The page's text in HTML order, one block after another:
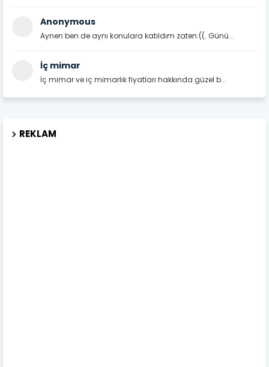
Anonymous
Aynen ben de aynı konulara katıldım zaten:((. Günü...
İç mimar
İç mimar ve iç mimarlık fiyatları hakkında güzel b...
REKLAM